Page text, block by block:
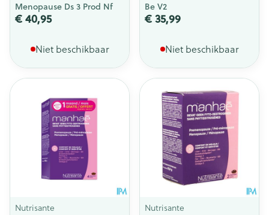
Menopause Ds 3 Prod Nf
€ 40,95
Niet beschikbaar
Be V2
€ 35,99
Niet beschikbaar
Nutrisante Nutrisante